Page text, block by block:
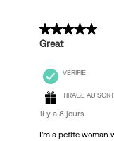
5 sur 5 étoiles.
Great
VÉRIFIÉ
TIRAGE AU SORT
il y a 8 jours
I’m a petite